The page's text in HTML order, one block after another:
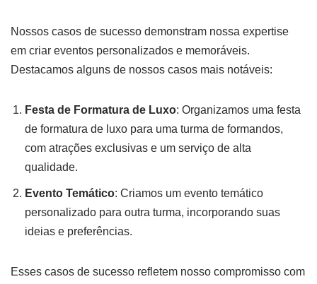
Nossos casos de sucesso demonstram nossa expertise
em criar eventos personalizados e memoráveis.
Destacamos alguns de nossos casos mais notáveis:
Festa de Formatura de Luxo: Organizamos uma festa
de formatura de luxo para uma turma de formandos,
com atrações exclusivas e um serviço de alta
qualidade.
Evento Temático: Criamos um evento temático
personalizado para outra turma, incorporando suas
ideias e preferências.
Esses casos de sucesso refletem nosso compromisso com